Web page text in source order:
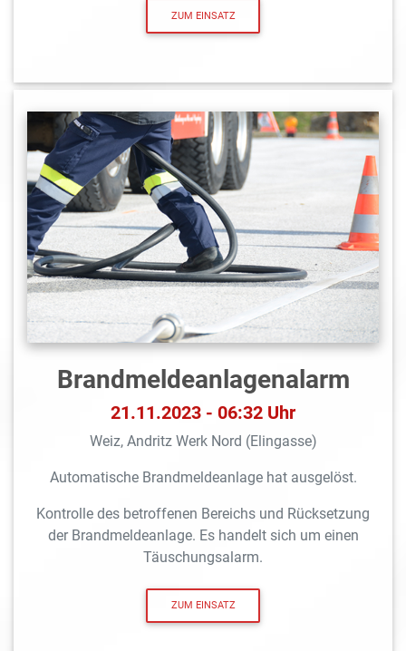
ZUM EINSATZ
Brandmeldeanlagen­alarm
21.11.2023 - 06:32 Uhr
Weiz, Andritz Werk Nord (Elingasse)
Automatische Brandmeldeanlage hat ausgelöst.
Kontrolle des betroffenen Bereichs und Rücksetzung
der Brandmeldeanlage. Es handelt sich um einen
Täuschungsalarm.
ZUM EINSATZ